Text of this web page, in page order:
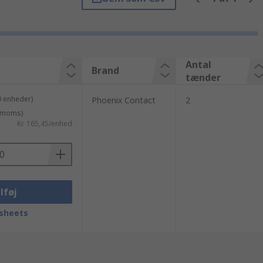
i branchen eller produceret af RS
dagen efter at du har bestilt online.
partier af produkter fra Seco? Vores
og vi kan levere 145.000 produkter den
med os online, vil du hurtigt opdage
Brand
Antal
tænder
enheder)
Kr. 165,45/enhed
Phoenix Contact 2